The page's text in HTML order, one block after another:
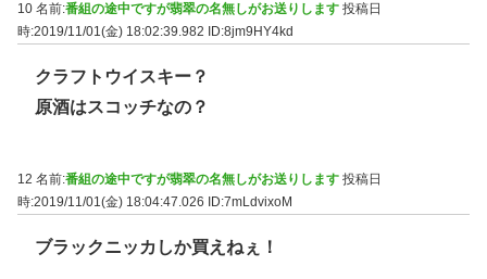
10 名前:番組の途中ですが翡翠の名無しがお送りします 投稿日
時:2019/11/01(金) 18:02:39.982
ID:8jm9HY4kd
クラフトウイスキー？
原酒はスコッチなの？
12 名前:番組の途中ですが翡翠の名無しがお送りします 投稿日
時:2019/11/01(金) 18:04:47.026 ID:7mLdvixoM
ブラックニッカしか買えねぇ！